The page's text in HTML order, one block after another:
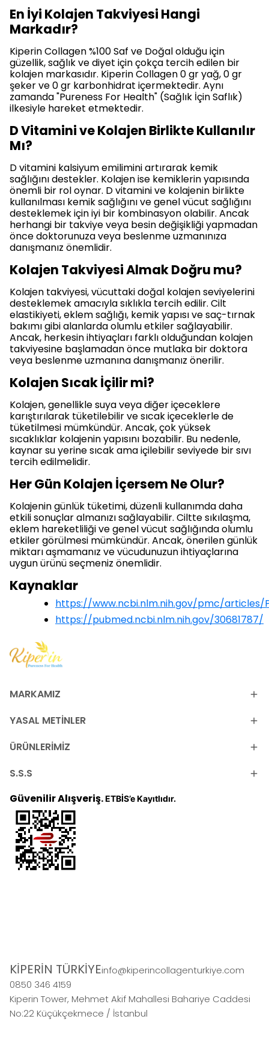
En İyi Kolajen Takviyesi Hangi
Markadır?
Kiperin Collagen %100 Saf ve Doğal olduğu için
güzellik, sağlık ve diyet için çokça tercih edilen bir
kolajen markasıdır. Kiperin Collagen 0 gr yağ, 0 gr
şeker ve 0 gr karbonhidrat içermektedir. Aynı
zamanda "Pureness For Health" (Sağlık İçin Saflık)
ilkesiyle hareket etmektedir.
D Vitamini ve Kolajen Birlikte Kullanılır
Mı?
D vitamini kalsiyum emilimini artırarak kemik
sağlığını destekler. Kolajen ise kemiklerin yapısında
önemli bir rol oynar. D vitamini ve kolajenin birlikte
kullanılması kemik sağlığını ve genel vücut sağlığını
desteklemek için iyi bir kombinasyon olabilir. Ancak
herhangi bir takviye veya besin değişikliği yapmadan
önce doktorunuza veya beslenme uzmanınıza
danışmanız önemlidir.
Kolajen Takviyesi Almak Doğru mu?
Kolajen takviyesi, vücuttaki doğal kolajen seviyelerini
desteklemek amacıyla sıklıkla tercih edilir. Cilt
elastikiyeti, eklem sağlığı, kemik yapısı ve saç-tırnak
bakımı gibi alanlarda olumlu etkiler sağlayabilir.
Ancak, herkesin ihtiyaçları farklı olduğundan kolajen
takviyesine başlamadan önce mutlaka bir doktora
veya beslenme uzmanına danışmanız önerilir.
Kolajen Sıcak İçilir mi?
Kolajen, genellikle suya veya diğer içeceklere
karıştırılarak tüketilebilir ve sıcak içeceklerle de
tüketilmesi mümkündür. Ancak, çok yüksek
sıcaklıklar kolajenin yapısını bozabilir. Bu nedenle,
kaynar su yerine sıcak ama içilebilir seviyede bir sıvı
tercih edilmelidir.
Her Gün Kolajen İçersem Ne Olur?
Kolajenin günlük tüketimi, düzenli kullanımda daha
etkili sonuçlar almanızı sağlayabilir. Ciltte sıkılaşma,
eklem hareketliliği ve genel vücut sağlığında olumlu
etkiler görülmesi mümkündür. Ancak, önerilen günlük
miktarı aşmamanız ve vücudunuzun ihtiyaçlarına
uygun ürünü seçmeniz önemlidir.
Kaynaklar
https://www.ncbi.nlm.nih.gov/pmc/articles/
https://pubmed.ncbi.nlm.nih.gov/30681787/
MARKAMIZ
YASAL METİNLER
ÜRÜNLERİMİZ
S.S.S
Güvenilir Alışveriş.ETBİS’e Kayıtlıdır.
KİPERİN TÜRKİYEinfo@kiperincollagenturkiye.com
0850 346 4159
Kiperin Tower, Mehmet Akif Mahallesi Bahariye Caddesi
No:22 Küçükçekmece / İstanbul